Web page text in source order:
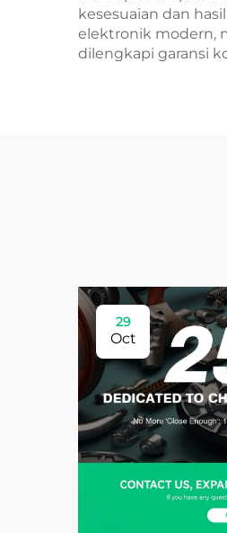
kesesuaian dan
elektronik modern,
dilengkapi garansi
29
Oct